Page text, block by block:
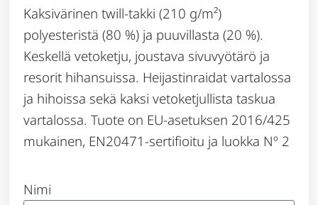
Kaksivärinen twill-takki (210 g/m²)
polyesteristä (80 %) ja puuvillasta (20 %).
Keskellä vetoketju, joustava sivuvyötärö ja
resorit hihansuissa. Heijastinraidat vartalossa
ja hihoissa sekä kaksi vetoketjullista taskua
vartalossa. Tuote on EU-asetuksen 2016/425
mukainen, EN20471-sertifioitu ja luokka Nº 2
Nimi